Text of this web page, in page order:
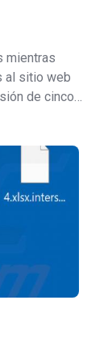
mientras
al sitio web
de cinco